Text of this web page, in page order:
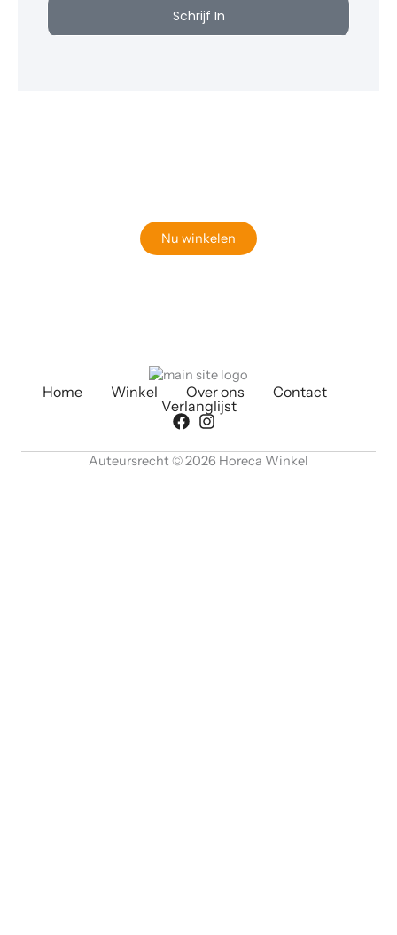
Schrijf In
Nu winkelen
Home Winkel Over ons
Contact
Verlanglijst
Auteursrecht © 2026 Horeca Winkel